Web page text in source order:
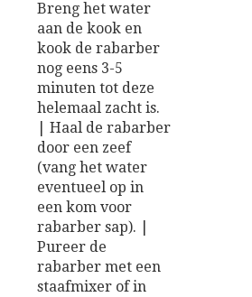
Breng het water
aan de kook en
kook de rabarber
nog eens 3-5
minuten tot deze
helemaal zacht is.
| Haal de rabarber
door een zeef
(vang het water
eventueel op in
een kom voor
rabarber sap). |
Pureer de
rabarber met een
staafmixer of in